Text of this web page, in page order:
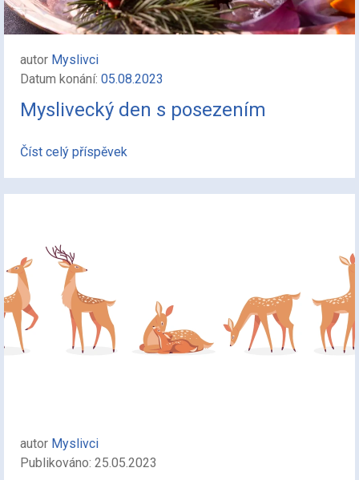
autor Myslivci
Datum konání: 05.08.2023
Myslivecký den s posezením
Číst celý příspěvek
autor Myslivci
Publikováno: 25.05.2023